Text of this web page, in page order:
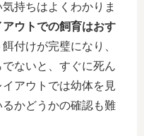
持ちはよくわかりま
ウトでの飼育はおす
付けが完璧になり、
ないと、すぐに死ん
アウトでは幼体を見
かどうかの確認も難